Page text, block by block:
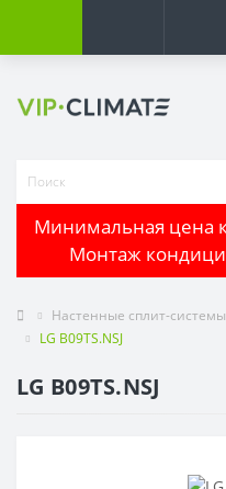
Минимальная цена
Монтаж
Настенные сплит-системы
LG B09TS.NSJ
LG B09TS.NSJ